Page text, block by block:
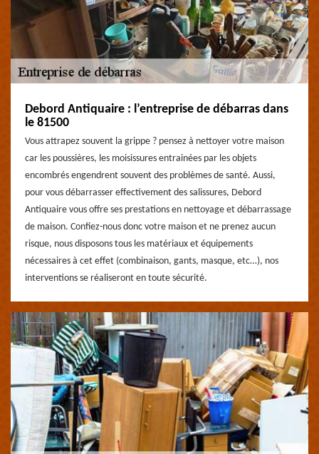
Debord Antiquaire : l’entreprise de débarras dans
le 81500
Vous attrapez souvent la grippe ? pensez à nettoyer votre maison
car les poussières, les moisissures entrainées par les objets
encombrés engendrent souvent des problèmes de santé. Aussi,
pour vous débarrasser effectivement des salissures, Debord
Antiquaire vous offre ses prestations en nettoyage et débarrassage
de maison. Confiez-nous donc votre maison et ne prenez aucun
risque, nous disposons tous les matériaux et équipements
nécessaires à cet effet (combinaison, gants, masque, etc…), nos
interventions se réaliseront en toute sécurité.